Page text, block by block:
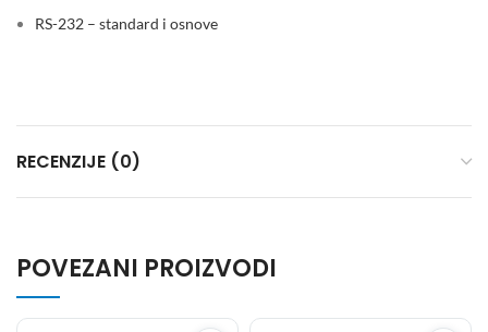
RS-232 – standard i osnove
RECENZIJE (0)
POVEZANI PROIZVODI